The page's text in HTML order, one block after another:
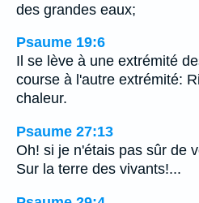
des grandes eaux;
Psaume 19:6
Il se lève à une extrémité
course à l'autre extrémité:
chaleur.
Psaume 27:13
Oh! si je n'étais pas sûr de
Sur la terre des vivants!...